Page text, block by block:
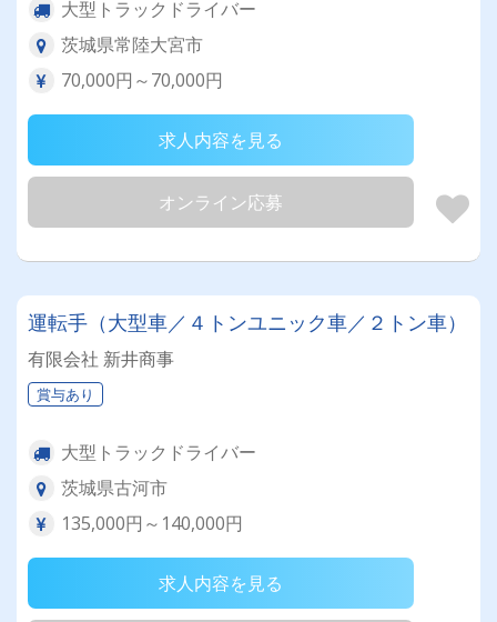
大型トラックドライバー
茨城県常陸大宮市
70,000円～70,000円
求人内容を見る
オンライン応募
運転手（大型車／４トンユニック車／２トン車）
有限会社 新井商事
賞与あり
大型トラックドライバー
茨城県古河市
135,000円～140,000円
求人内容を見る